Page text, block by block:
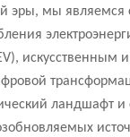
эры, мы являемся
искусственным
ландшафт